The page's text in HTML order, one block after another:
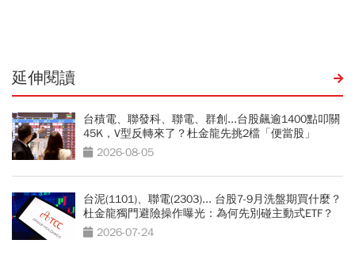
延伸閱讀
台積電、聯發科、聯電、群創...台股飆逾1400點叩關
45K，V型反轉來了？杜金龍先挑2檔「便當股」
2026-08-05
台泥(1101)、聯電(2303)... 台股7-9月洗盤期買什麼？
杜金龍獨門避險操作曝光：為何先別碰主動式ETF？
2026-07-24